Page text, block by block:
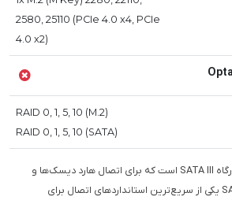
2580, 25110 (PCIe 4.0 x4, PCIe
4.0 x2)
RAID 0, 1, 5, 10 (M.2)
RAID 0, 1, 5, 10 (SATA)
: این مادربرد دارای 4 درگاه SATA III است که برای اتصال هارد دیسک‌ها و
SSDها به کار می‌رود. SATA III یکی از سریع‌ترین استانداردهای اتصال برای